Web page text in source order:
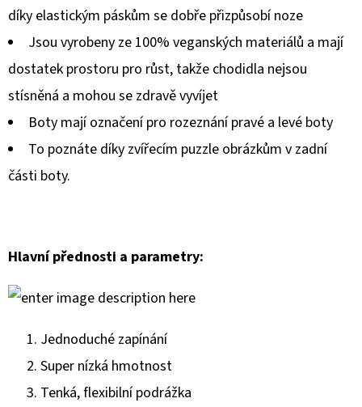
5
hvězdiček.
díky elastickým páskům se dobře přizpůsobí noze
Jsou vyrobeny ze 100% veganských materiálů a mají
dostatek prostoru pro růst, takže chodidla nejsou
stísněná a mohou se zdravě vyvíjet
Boty mají označení pro rozeznání pravé a levé boty
To poznáte díky zvířecím puzzle obrázkům v zadní
části boty.
Hlavní přednosti a parametry:
Jednoduché zapínání
Super nízká hmotnost
Tenká, flexibilní podrážka